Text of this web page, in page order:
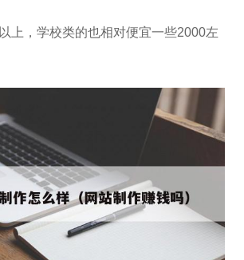
上，学校类的也相对便宜一些2000左